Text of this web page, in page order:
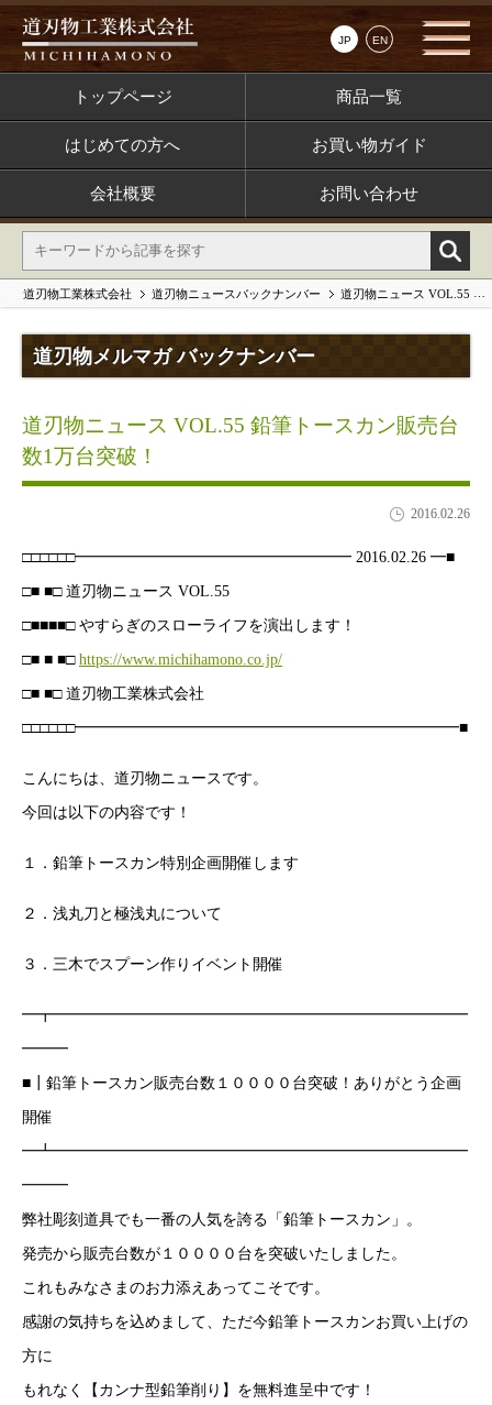
JP EN
トップページ 商品一覧
はじめての方へ お買い物ガイド
会社概要 お問い合わせ
道刃物工業株式会社 道刃物ニュースバックナンバー 道刃物ニュース VOL.55 鉛筆トースカン販売台数1万台突破！
道刃物メルマガ バックナンバー
道刃物ニュース VOL.55 鉛筆トースカン販売台
数1万台突破！
2016.02.26
□□□□□□━━━━━━━━━━━━━━━━━━ 2016.02.26 ━■
□■ ■□ 道刃物ニュース VOL.55
□■■■■□ やすらぎのスローライフを演出します！
□■ ■ ■□ https://www.michihamono.co.jp/
□■ ■□ 道刃物工業株式会社
□□□□□□━━━━━━━━━━━━━━━━━━━━━━━━━■
こんにちは、道刃物ニュースです。
今回は以下の内容です！
１．鉛筆トースカン特別企画開催します
２．浅丸刀と極浅丸について
３．三木でスプーン作りイベント開催
━┳━━━━━━━━━━━━━━━━━━━━━━━━━━━
━━━
■┃鉛筆トースカン販売台数１００００台突破！ありがとう企画
開催
━┻━━━━━━━━━━━━━━━━━━━━━━━━━━━
━━━
弊社彫刻道具でも一番の人気を誇る「鉛筆トースカン」。
発売から販売台数が１００００台を突破いたしました。
これもみなさまのお力添えあってこそです。
感謝の気持ちを込めまして、ただ今鉛筆トースカンお買い上げの
方に
もれなく【カンナ型鉛筆削り】を無料進呈中です！